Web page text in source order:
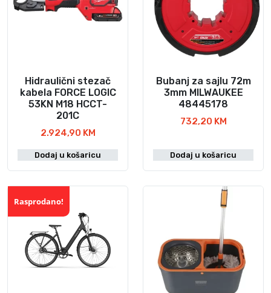
Hidraulični stezač
kabela FORCE LOGIC
53KN M18 HCCT-
201C
2.924,90 KM
Dodaj u košaricu
Bubanj za sajlu 72m
3mm MILWAUKEE
48445178
732,20 KM
Dodaj u košaricu
Akcija!
Rasprodano!